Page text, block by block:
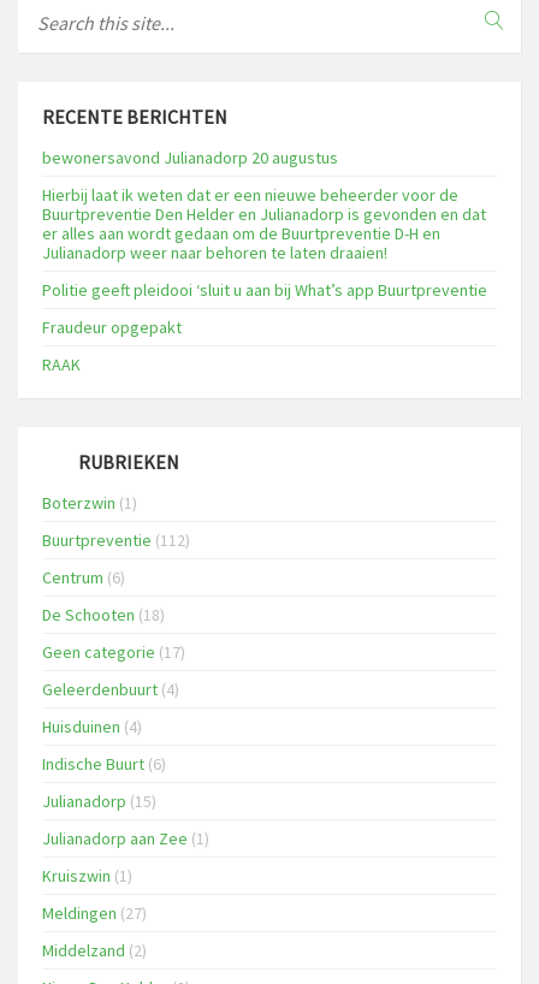
RECENTE BERICHTEN
bewonersavond Julianadorp 20 augustus
Hierbij laat ik weten dat er een nieuwe beheerder voor de
Buurtpreventie Den Helder en Julianadorp is gevonden en dat
er alles aan wordt gedaan om de Buurtpreventie D-H en
Julianadorp weer naar behoren te laten draaien!
Politie geeft pleidooi ‘sluit u aan bij What’s app Buurtpreventie
Fraudeur opgepakt
RAAK
RUBRIEKEN
Boterzwin (1)
Buurtpreventie (112)
Centrum (6)
De Schooten (18)
Geen categorie (17)
Geleerdenbuurt (4)
Huisduinen (4)
Indische Buurt (6)
Julianadorp (15)
Julianadorp aan Zee (1)
Kruiszwin (1)
Meldingen (27)
Middelzand (2)